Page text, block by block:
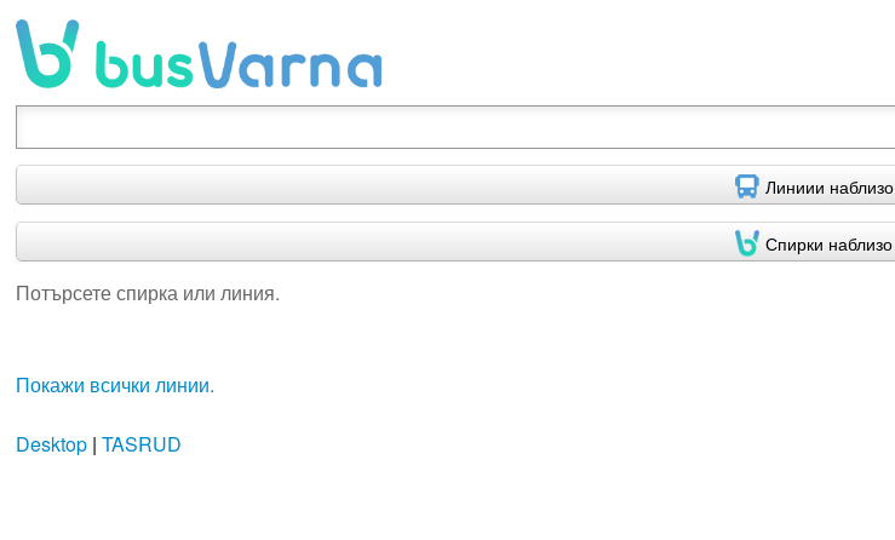
Линиии наблизо
Спирки наблизо
Потърсете спирка или линия.
Покажи всички линии.
Desktop| TASRUD